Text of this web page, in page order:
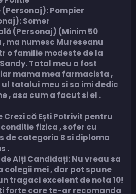
Pompier
Somer
(Personaj) (Minim 50
ma numesc Mureseanu
o familie modeste de la
Tatal meu a fost
mama mea farmacista ,
tatalui meu si sa imi dedic
, asa cum a facut si el .
că Ești Potrivit pentru
fizica , sofer cu
de categoria B si diploma
.
Alți Candidați: Nu vreau sa
colegii mei , dar pot spune
tragaci excelent de nota 10!
forte care te-ar recomanda